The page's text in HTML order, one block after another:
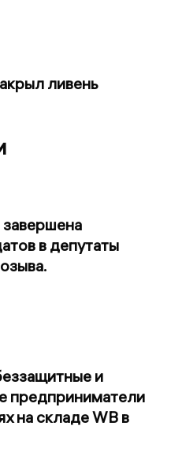
ливень
в депутаты
и
предприниматели
на складе WB в